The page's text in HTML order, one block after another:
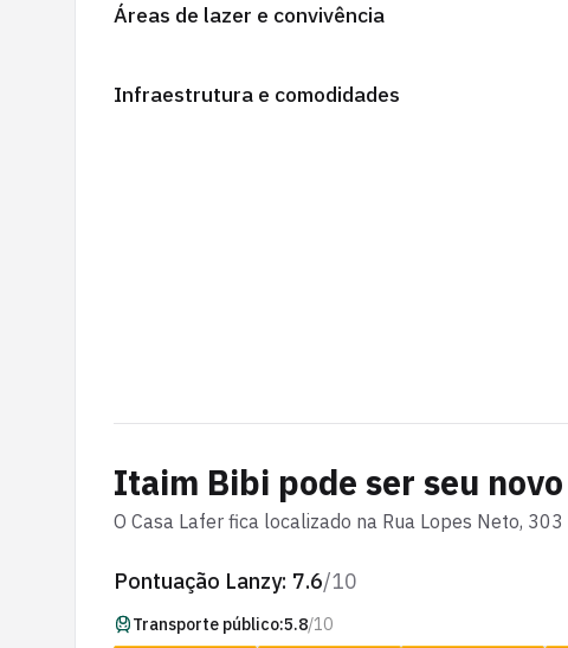
Áreas de lazer e convivência
Infraestrutura e comodidades
Itaim Bibi pode ser seu
O Casa Lafer fica localizado na Rua Lopes Neto, 303
Pontuação Lanzy: 7.6/10
Transporte público:5.8/10